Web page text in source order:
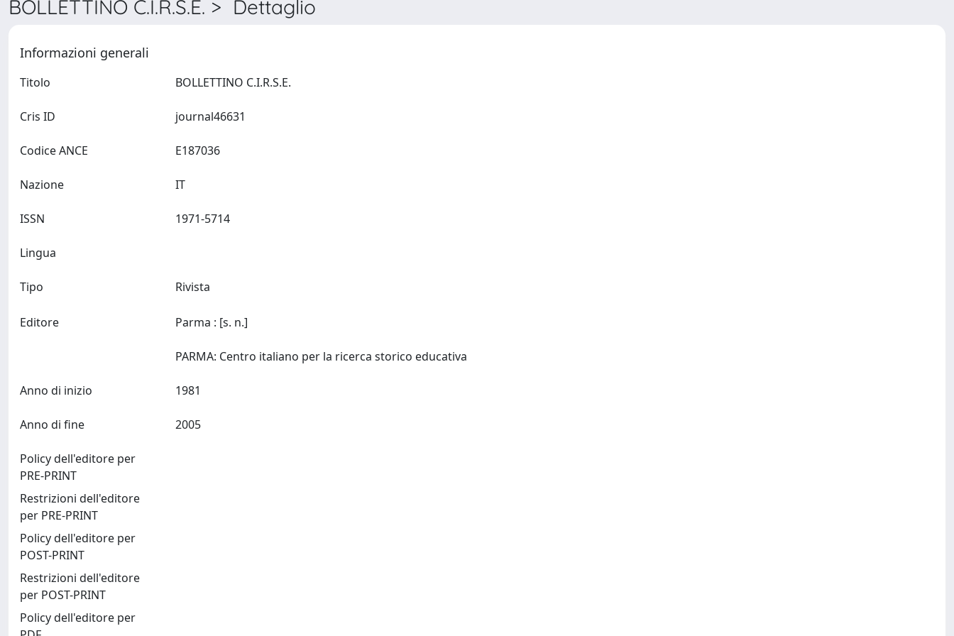
BOLLETTINO C.I.R.S.E. > Dettaglio
Informazioni generali
Titolo
Cris ID
Codice ANCE
Nazione
ISSN
Lingua
Tipo Rivista
Editore Parma : [s. n.]
Anno di inizio
Anno di fine
Policy dell'editore per
PRE-PRINT
Restrizioni dell'editore
per PRE-PRINT
Policy dell'editore per
POST-PRINT
Restrizioni dell'editore
per POST-PRINT
Policy dell'editore per